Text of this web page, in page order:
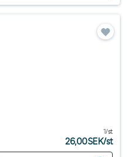
1/st
26,00SEK/st